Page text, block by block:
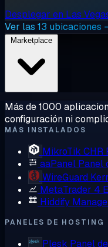
Desplegar en Las
Ver las 13 ubicaciones
Más de 1000
configuración ni
MÁS INSTALADOS
MikroTik CHR
aaPanel Panel
WireGuard
MetaTrader 4
Hiddify
PANELES DE HOSTING
Plesk Panel